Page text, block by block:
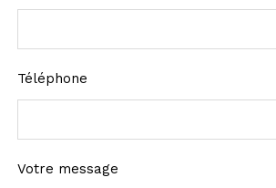
Téléphone
Votre message